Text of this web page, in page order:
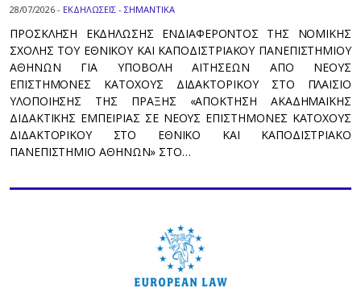
28/07/2026 - ΕΚΔΗΛΩΣΕΙΣ - ΣΗΜΑΝΤΙΚΑ
ΠΡΟΣΚΛΗΣΗ ΕΚΔΗΛΩΣΗΣ ΕΝΔΙΑΦΕΡΟΝΤΟΣ ΤΗΣ ΝΟΜΙΚΗΣ
ΣΧΟΛΗΣ ΤΟΥ ΕΘΝΙΚΟΥ ΚΑΙ ΚΑΠΟΔΙΣΤΡΙΑΚΟΥ ΠΑΝΕΠΙΣΤΗΜΙΟΥ
ΑΘΗΝΩΝ ΓΙΑ ΥΠΟΒΟΛΗ ΑΙΤΗΣΕΩΝ ΑΠΟ ΝΕΟΥΣ
ΕΠΙΣΤΗΜΟΝΕΣ ΚΑΤΟΧΟΥΣ ΔΙΔΑΚΤΟΡΙΚΟΥ ΣΤΟ ΠΛΑΙΣΙΟ
ΥΛΟΠΟΙΗΣΗΣ ΤΗΣ ΠΡΑΞΗΣ «ΑΠΟΚΤΗΣΗ ΑΚΑΔΗΜΑΪΚΗΣ
ΔΙΔΑΚΤΙΚΗΣ ΕΜΠΕΙΡΙΑΣ ΣΕ ΝΕΟΥΣ ΕΠΙΣΤΗΜΟΝΕΣ ΚΑΤΟΧΟΥΣ
ΔΙΔΑΚΤΟΡΙΚΟΥ ΣΤΟ ΕΘΝΙΚΟ ΚΑΙ ΚΑΠΟΔΙΣΤΡΙΑΚΟ
ΠΑΝΕΠΙΣΤΗΜΙΟ ΑΘΗΝΩΝ» ΣΤΟ…